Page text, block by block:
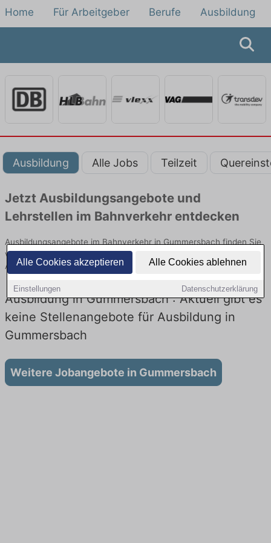
Alle Cookies akzeptieren Alle Cookies ablehnen
Einstellungen Datenschutzerklärung
Home Für Arbeitgeber Berufe Ausbildung
Ausbildung Alle Jobs Teilzeit
Jetzt Ausbildungsangebote und
Lehrstellen im Bahnverkehr entdecken
Ausbildungsangebote im Bahnverkehr in Gummersbach finden Sie
von namhaften Firmen. Entdecken Sie freie Optionen von Top-
Arbeitgebern und bewerben Sie sich noch heute.
Ausbildung in Gummersbach : Aktuell gibt es
keine Stellenangebote für Ausbildung in
Gummersbach
Weitere Jobangebote in Gummersbach